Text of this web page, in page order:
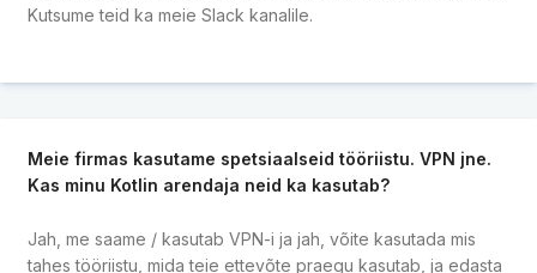
Kutsume teid ka meie Slack kanalile.
Meie firmas kasutame spetsiaalseid tööriistu. VPN jne.
Kas minu Kotlin arendaja neid ka kasutab?
Jah, me saame / kasutab VPN-i ja jah, võite kasutada mis
tahes tööriistu, mida teie ettevõte praegu kasutab, ja edasta